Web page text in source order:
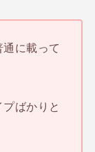
に載って
ばかりと